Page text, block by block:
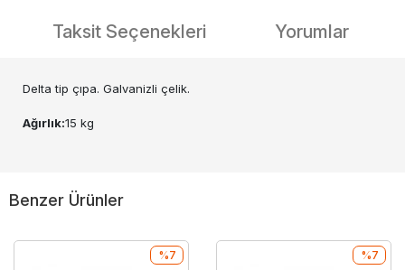
Taksit Seçenekleri Yorumlar
Delta tip çıpa. Galvanizli çelik.
Ağırlık:15 kg
Benzer Ürünler
%7 %7